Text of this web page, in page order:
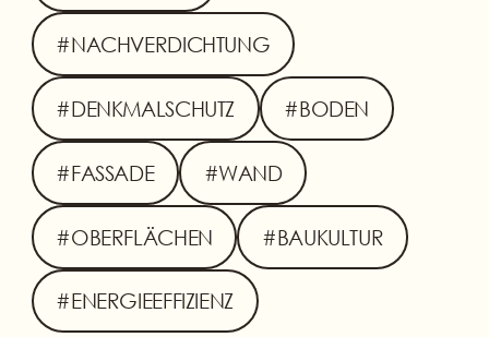
#NACHVERDICHTUNG
#DENKMALSCHUTZ #BODEN
#FASSADE #WAND
#OBERFLÄCHEN #BAUKULTUR
#ENERGIEEFFIZIENZ